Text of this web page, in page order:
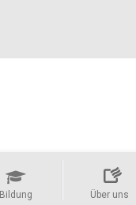
Bildung Über uns